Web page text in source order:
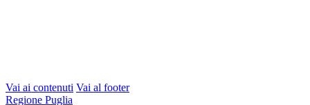
Vai ai contenuti Vai al footer
Regione Puglia